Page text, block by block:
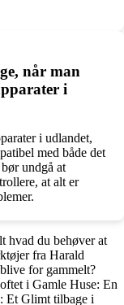
når man
i
i udlandet,
med både det
undgå at
at alt er
hvad du behøver at
fra Harald
for gammelt?
i Gamle Huse: En
Et Glimt tilbage i